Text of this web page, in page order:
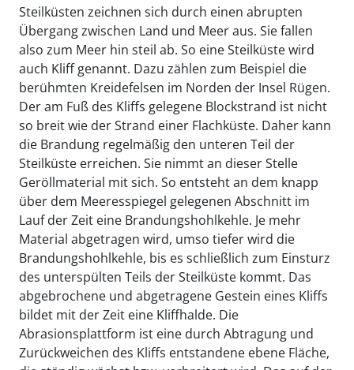
Steilküsten zeichnen sich durch einen abrupten
Übergang zwischen Land und Meer aus. Sie fallen
also zum Meer hin steil ab. So eine Steilküste wird
auch Kliff genannt. Dazu zählen zum Beispiel die
berühmten Kreidefelsen im Norden der Insel Rügen.
Der am Fuß des Kliffs gelegene Blockstrand ist nicht
so breit wie der Strand einer Flachküste. Daher kann
die Brandung regelmäßig den unteren Teil der
Steilküste erreichen. Sie nimmt an dieser Stelle
Geröllmaterial mit sich. So entsteht an dem knapp
über dem Meeresspiegel gelegenen Abschnitt im
Lauf der Zeit eine Brandungshohlkehle. Je mehr
Material abgetragen wird, umso tiefer wird die
Brandungshohlkehle, bis es schließlich zum Einsturz
des unterspülten Teils der Steilküste kommt. Das
abgebrochene und abgetragene Gestein eines Kliffs
bildet mit der Zeit eine Kliffhalde. Die
Abrasionsplattform ist eine durch Abtragung und
Zurückweichen des Kliffs entstandene ebene Fläche,